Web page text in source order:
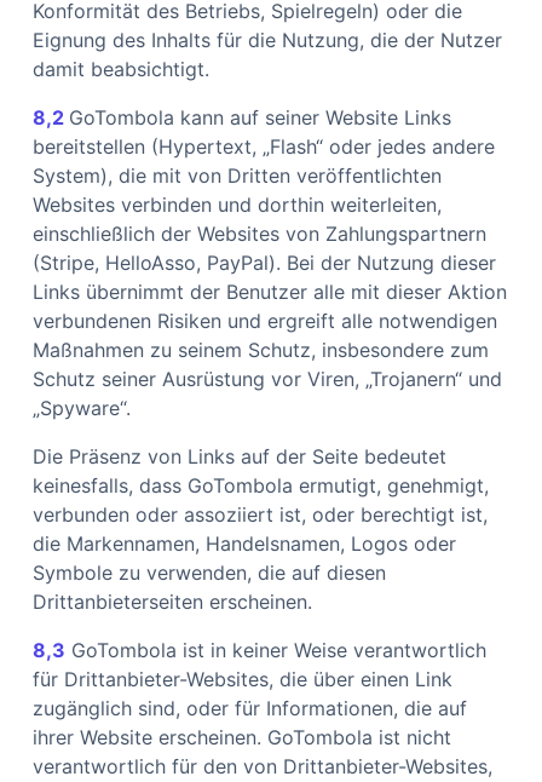
Konformität des Betriebs, Spielregeln) oder die
Eignung des Inhalts für die Nutzung, die der Nutzer
damit beabsichtigt.
8,2 GoTombola kann auf seiner Website Links
bereitstellen (Hypertext, „Flash“ oder jedes andere
System), die mit von Dritten veröffentlichten
Websites verbinden und dorthin weiterleiten,
einschließlich der Websites von Zahlungspartnern
(Stripe, HelloAsso, PayPal). Bei der Nutzung dieser
Links übernimmt der Benutzer alle mit dieser Aktion
verbundenen Risiken und ergreift alle notwendigen
Maßnahmen zu seinem Schutz, insbesondere zum
Schutz seiner Ausrüstung vor Viren, „Trojanern“ und
„Spyware“.
Die Präsenz von Links auf der Seite bedeutet
keinesfalls, dass GoTombola ermutigt, genehmigt,
verbunden oder assoziiert ist, oder berechtigt ist,
die Markennamen, Handelsnamen, Logos oder
Symbole zu verwenden, die auf diesen
Drittanbieterseiten erscheinen.
8,3 GoTombola ist in keiner Weise verantwortlich
für Drittanbieter-Websites, die über einen Link
zugänglich sind, oder für Informationen, die auf
ihrer Website erscheinen. GoTombola ist nicht
verantwortlich für den von Drittanbieter-Websites,